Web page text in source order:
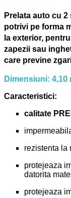
Prelata auto cu
potrivi pe forma
la exterior,
zapezii sau
care previne
Dimensiuni: 4,10
Caracteristici:
calitate
rezistenta la
protejeaza
datorita
protejeaza